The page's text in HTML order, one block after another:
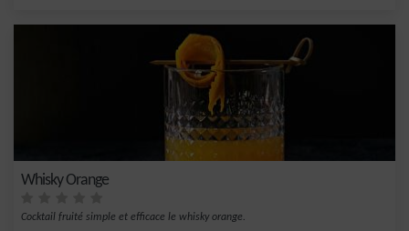
Whisky Orange
Cocktail fruité simple et efficace le whisky orange.